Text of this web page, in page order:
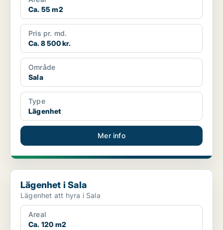
Ca. 55 m2
Pris pr. md.
Ca. 8 500 kr.
Område
Sala
Type
Lägenhet
Mer info
Lägenhet i Sala
Lägenhet i Sala
Lägenhet att hyra i Sala
Areal
Ca. 120 m2